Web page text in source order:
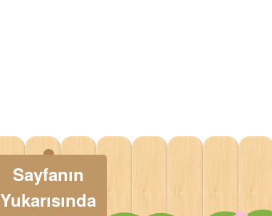
Sayfanın
Yukarısında